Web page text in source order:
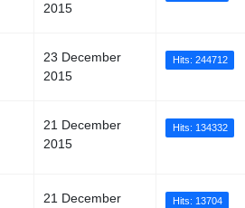
2015
23 December
2015
Hits: 244712
21 December
2015
Hits: 134332
21 December
Hits: 13704